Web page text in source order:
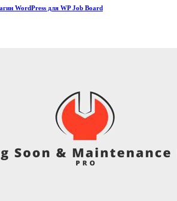
WordPress для WP Job Board